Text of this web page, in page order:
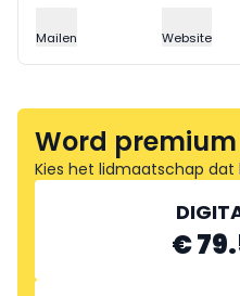
Mailen Website
Word
Kies het lidmaatschap dat
€